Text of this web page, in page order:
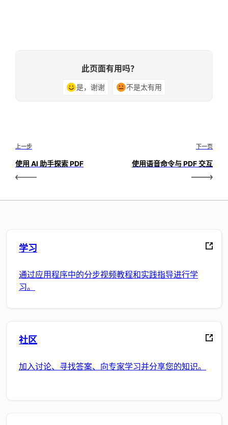
此页面有用吗？
是，谢谢 不是太有用
上一步
使用 AI 助手探索 PDF
下一页
使用语音命令与 PDF 交互
学习
通过应用程序中的分步视频教程和实践指导进行学
习。
社区
加入讨论、寻找答案、向专家学习并分享您的知识。